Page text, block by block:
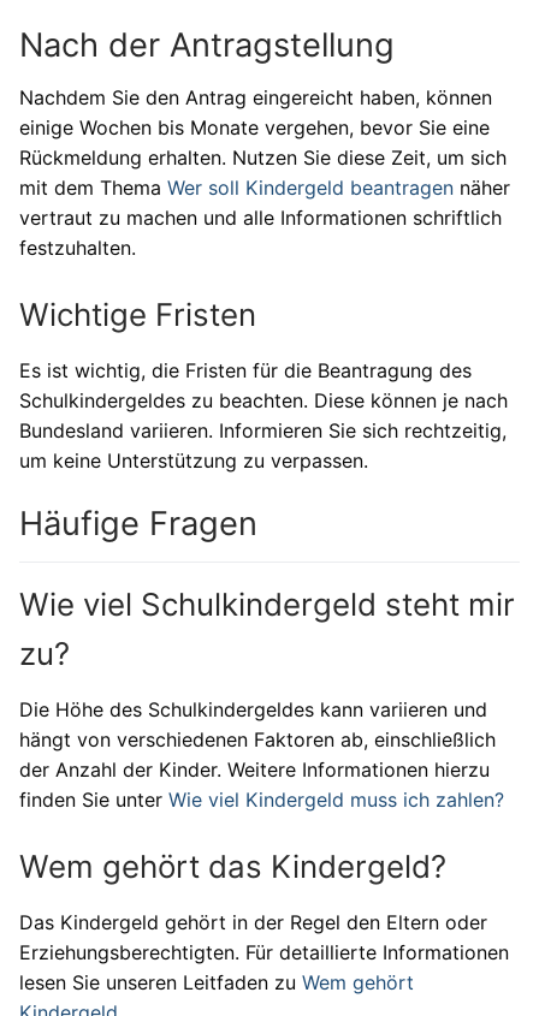
Nach der Antragstellung
Nachdem Sie den Antrag eingereicht haben, können
einige Wochen bis Monate vergehen, bevor Sie eine
Rückmeldung erhalten. Nutzen Sie diese Zeit, um sich
mit dem Thema Wer soll Kindergeld beantragen näher
vertraut zu machen und alle Informationen schriftlich
festzuhalten.
Wichtige Fristen
Es ist wichtig, die Fristen für die Beantragung des
Schulkindergeldes zu beachten. Diese können je nach
Bundesland variieren. Informieren Sie sich rechtzeitig,
um keine Unterstützung zu verpassen.
Häufige Fragen
Wie viel Schulkindergeld steht mir
zu?
Die Höhe des Schulkindergeldes kann variieren und
hängt von verschiedenen Faktoren ab, einschließlich
der Anzahl der Kinder. Weitere Informationen hierzu
finden Sie unter Wie viel Kindergeld muss ich zahlen?
Wem gehört das Kindergeld?
Das Kindergeld gehört in der Regel den Eltern oder
Erziehungsberechtigten. Für detaillierte Informationen
lesen Sie unseren Leitfaden zu Wem gehört